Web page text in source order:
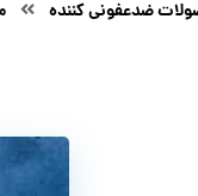
ضدعفونی کننده